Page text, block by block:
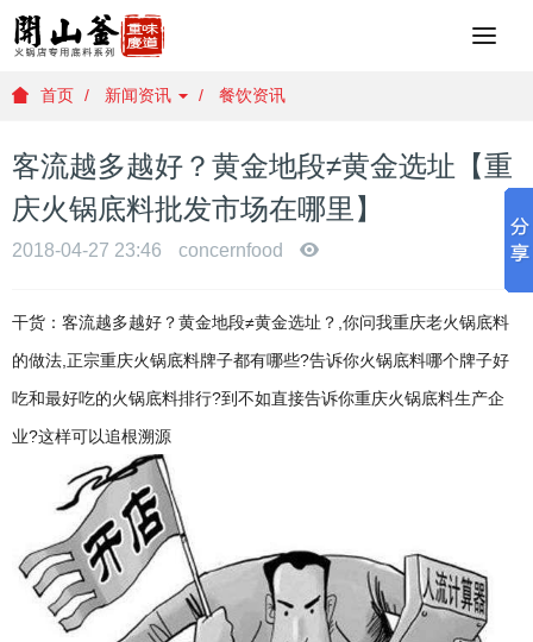
重
底
料
批
火
锅
料
锅
底
首页 新闻资讯 餐饮资讯
客流越多越好？黄金地段≠黄金选址【重
庆火锅底料批发市场在哪里】
2018-04-27 23:46 concernfood
干货：客流越多越好？黄金地段≠黄金选址？,你问我重庆老火锅底料
的做法,正宗重庆火锅底料牌子都有哪些?告诉你火锅底料哪个牌子好
吃和最好吃的火锅底料排行?到不如直接告诉你重庆火锅底料生产企
业?这样可以追根溯源